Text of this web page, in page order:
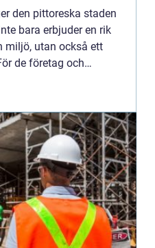
den pittoreska staden
bara erbjuder en rik
miljö, utan också ett
de företag och